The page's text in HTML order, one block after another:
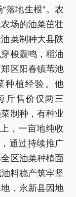
落地生根”。农
场的油菜茁壮
菜制种大县陕
梭轰鸣，稻油
区阳春镇苇池
种植经验。他
斤售价仅两三
制种，有种业
，一亩地纯收
通过持续推广
区油菜种植面
料稳产筑牢坚
，永新县因地